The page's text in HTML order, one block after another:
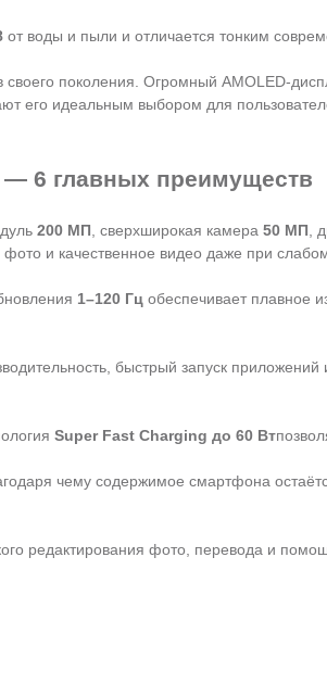
от воды и пыли и отличается тонким
поколения. Огромный AMOLED-
его идеальным выбором для
— 6 главных преимуществ
200 МП, сверхширокая камера 50 МП,
фото и качественное видео даже при
1–120 Гц обеспечивает плавное
быстрый запуск
Super Fast Charging до 60 Вт
чему содержимое смартфона
редактирования фото, перевода и